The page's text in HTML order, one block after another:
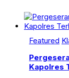
Featured
Kapolres